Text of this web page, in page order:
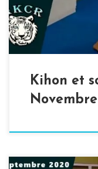
vous pouvez
Kihon et